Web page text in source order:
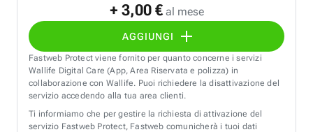
+ 3,00 € al mese
AGGIUNGI
Fastweb Protect viene fornito per quanto concerne i servizi
Wallife Digital Care (App, Area Riservata e polizza) in
collaborazione con Wallife. Puoi richiedere la disattivazione del
servizio accedendo alla tua area clienti.
Ti informiamo che per gestire la richiesta di attivazione del
servizio Fastweb Protect, Fastweb comunicherà i tuoi dati